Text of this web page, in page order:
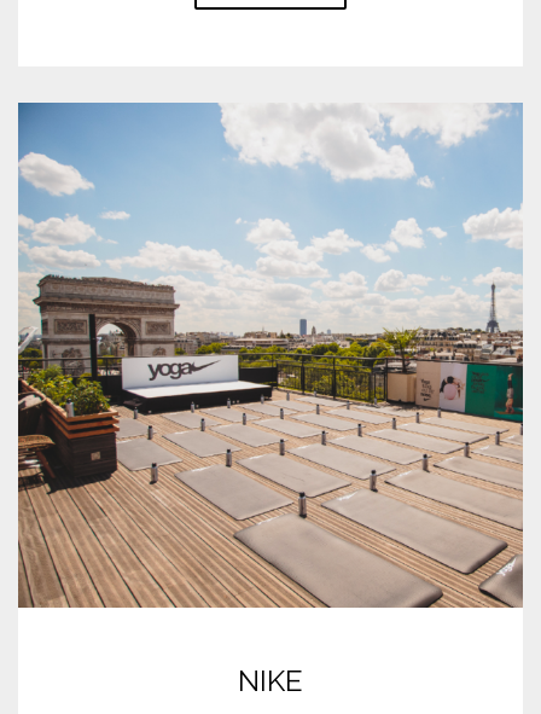
NIKE